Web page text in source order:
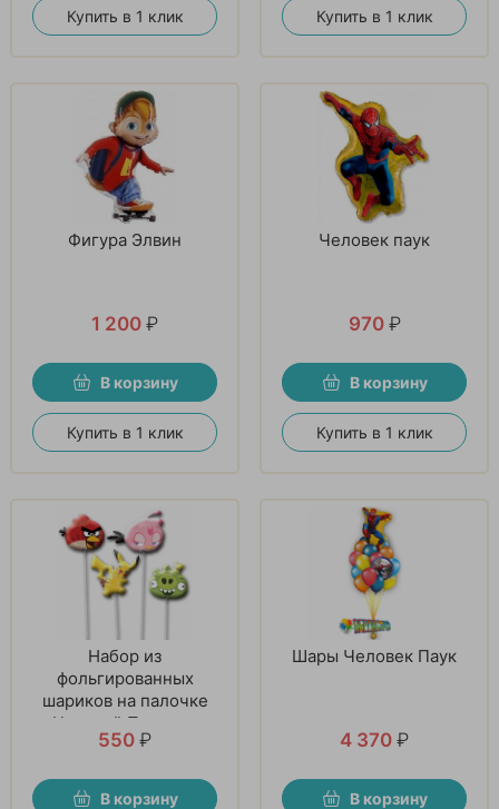
Купить в 1 клик Купить в 1 клик
Фигура Элвин
1 200 ₽
В корзину
Купить в 1 клик
Человек паук
970 ₽
В корзину
Купить в 1 клик
Набор из
фольгированных
шариков на палочке
«Цветной Подарок»
550 ₽
В корзину
Шары Человек Паук
4 370 ₽
В корзину